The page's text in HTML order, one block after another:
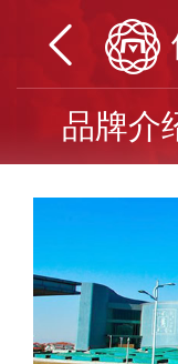
品牌介